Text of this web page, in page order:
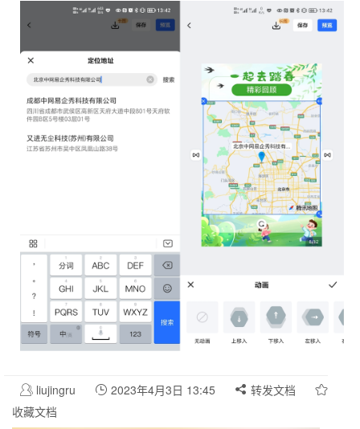
liujingru 2023年4月3日 13:45
转发文档
收藏文档